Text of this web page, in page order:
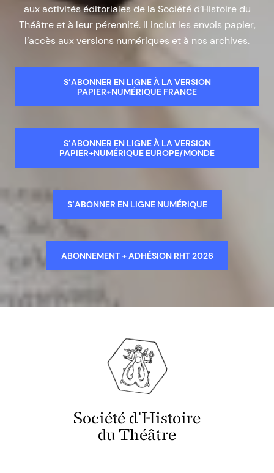
aux activités éditoriales de la Société d’Histoire du
Théâtre et à leur pérennité. Il inclut les envois papier,
l’accès aux versions numériques et à nos archives.
S’ABONNER EN LIGNE À LA VERSION
PAPIER+NUMÉRIQUE FRANCE
S’ABONNER EN LIGNE À LA VERSION
PAPIER+NUMÉRIQUE EUROPE/MONDE
S’ABONNER EN LIGNE NUMÉRIQUE
ABONNEMENT + ADHÉSION RHT 2026
Société d'Histoire
du Théâtre